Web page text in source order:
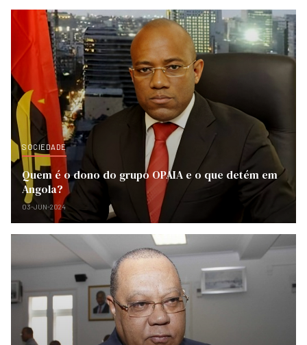
SOCIEDADE
Quem é o dono do grupo OPAIA e o que detém em
Angola?
03-JUN-2024